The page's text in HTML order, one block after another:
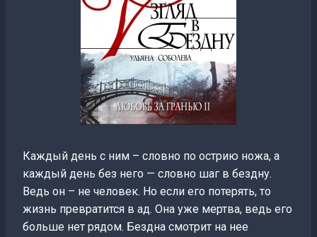
Каждый день с ним – словно по острию ножа, а
каждый день без него — словно шаг в бездну.
Ведь он – не человек. Но если его потерять, то
жизнь превратится в ад. Она уже мертва, ведь его
больше нет рядом. Бездна смотрит на нее